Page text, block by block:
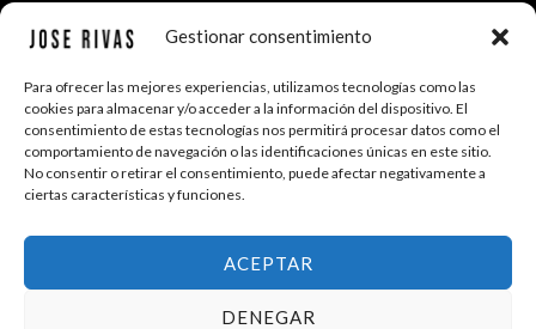
Gestionar consentimiento
Para ofrecer las mejores experiencias, utilizamos tecnologías como las
cookies para almacenar y/o acceder a la información del dispositivo. El
consentimiento de estas tecnologías nos permitirá procesar datos como el
comportamiento de navegación o las identificaciones únicas en este sitio.
No consentir o retirar el consentimiento, puede afectar negativamente a
ciertas características y funciones.
ACEPTAR
DENEGAR
Envíos y Devoluciones
Copyright © 2026 Jose Rivas Arte